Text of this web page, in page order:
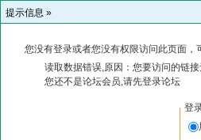
提示信息 »
您没有登录或者您没有权限访问此页面，
读取数据错误,原因：您要访问的链
您还不是论坛会员,请先登录论坛
登